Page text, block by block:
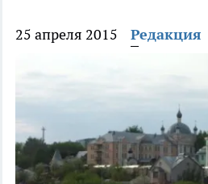
25 апреля 2015 Редакция